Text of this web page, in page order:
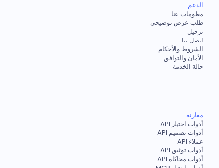
الدعم
معلومات عنا
طلب عرض توضيحي
ترحيل
اتصل بنا
الشروط والأحكام
الأمان والتوافق
حالة الخدمة
مقارنة
أدوات اختبار API
أدوات تصميم API
عملاء API
أدوات توثيق API
أدوات محاكاة API